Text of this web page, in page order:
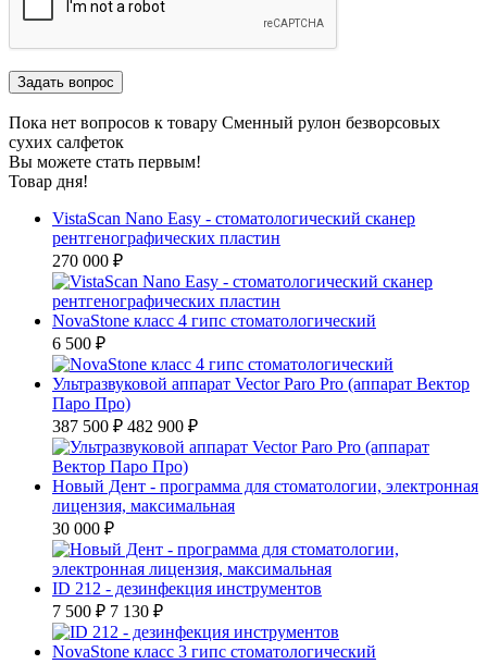
Пока нет вопросов к товару Сменный рулон безворсовых
сухих салфеток
Вы можете стать первым!
Товар дня!
VistaScan Nano Easy - стоматологический сканер
рентгенографических пластин
270 000 ₽
NovaStone класс 4 гипс стоматологический
6 500 ₽
Ультразвуковой аппарат Vector Paro Pro (аппарат Вектор
Паро Про)
387 500 ₽ 482 900 ₽
Новый Дент - программа для стоматологии, электронная
лицензия, максимальная
30 000 ₽
ID 212 - дезинфекция инструментов
7 500 ₽ 7 130 ₽
NovaStone класс 3 гипс стоматологический